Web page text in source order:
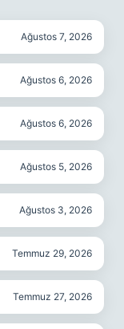
Ağustos 7, 2026
Ağustos 6, 2026
Ağustos 6, 2026
Ağustos 5, 2026
Ağustos 3, 2026
Temmuz 29, 2026
Temmuz 27, 2026